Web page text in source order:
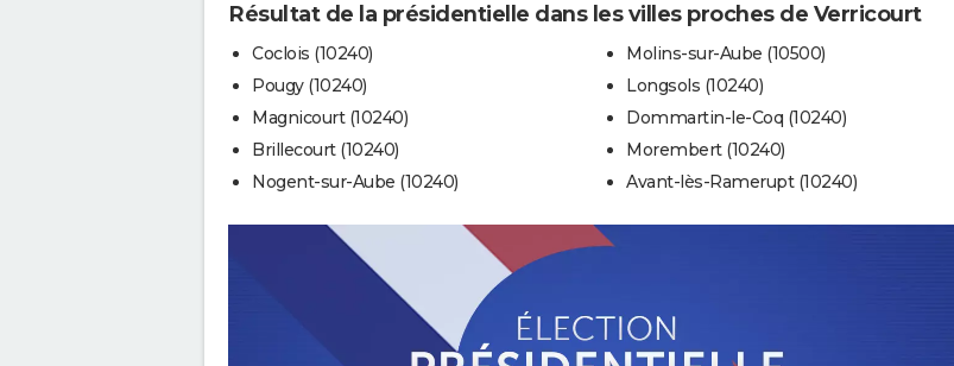
Résultat de la présidentielle dans les villes proches de Verricourt
Coclois (10240)
Pougy (10240)
Magnicourt (10240)
Brillecourt (10240)
Nogent-sur-Aube (10240)
Molins-sur-Aube (10500)
Longsols (10240)
Dommartin-le-Coq (10240)
Morembert (10240)
Avant-lès-Ramerupt (10240)